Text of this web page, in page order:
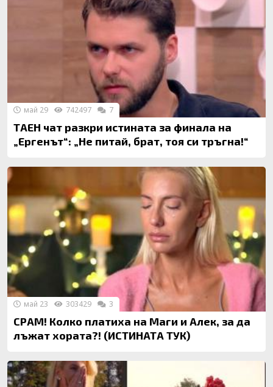
ТАЕН чат разкри истината за финала на
„Ергенът“: „Не питай, брат, тоя си тръгна!“
май 29 742497 7
СРАМ! Колко платиха на Маги и Алек, за да
лъжат хората?! (ИСТИНАТА ТУК)
май 23 303429 3